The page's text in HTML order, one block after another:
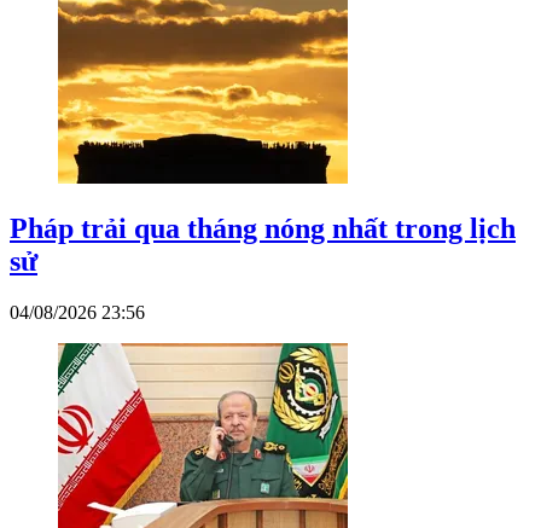
Pháp trải qua tháng nóng nhất trong lịch
sử
04/08/2026 23:56